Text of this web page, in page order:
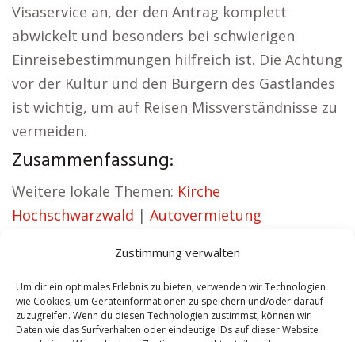
Zustimmung verwalten
Um dir ein optimales Erlebnis zu bieten, verwenden wir Technologien
wie Cookies, um Geräteinformationen zu speichern und/oder darauf
zuzugreifen. Wenn du diesen Technologien zustimmst, können wir
Daten wie das Surfverhalten oder eindeutige IDs auf dieser Website
Visaservice an, der den Antrag komplett
abwickelt und besonders bei schwierigen
Einreisebestimmungen hilfreich ist. Die Achtung
vor der Kultur und den Bürgern des Gastlandes
ist wichtig, um auf Reisen Missverständnisse zu
vermeiden.
Zusammenfassung:
Weitere lokale Themen: Kirche
Hochschwarzwald | Autovermietung
Hochschwarzwald|Hauskauf Hochschwarzwald
|Hundeschule Hochschwarzwald|Schamane
Hochschwarzwald